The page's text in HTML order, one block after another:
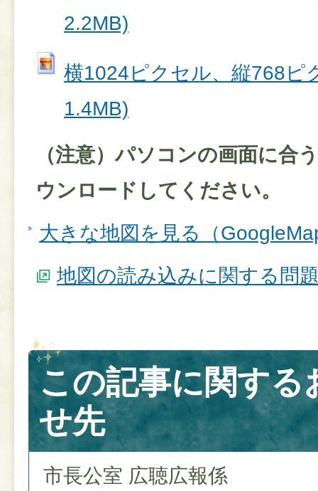
2.2MB)
横1024ピクセル、縦768ピ
1.4MB)
（注意）パソコンの画面に合
ウンロードしてください。
大きな地図を見る（
地図の読み込みに関する問
この記事に関する
せ先
市長公室 広聴広報係